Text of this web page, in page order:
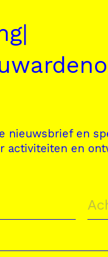
nieuwsbrief en
activiteiten en